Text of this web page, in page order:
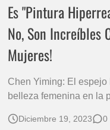
Es "Pintura
No, Son Increíbles
Mujeres!
Chen Yiming: El
belleza femenina en la
representación de la
Diciembre 19, 2023 0